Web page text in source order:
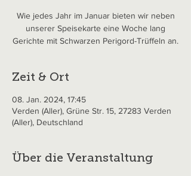
Wie jedes Jahr im Januar bieten wir neben
unserer Speisekarte eine Woche lang
Gerichte mit Schwarzen Perigord-Trüffeln an.
Zeit & Ort
08. Jan. 2024, 17:45
Verden (Aller), Grüne Str. 15, 27283 Verden
(Aller), Deutschland
Über die Veranstaltung